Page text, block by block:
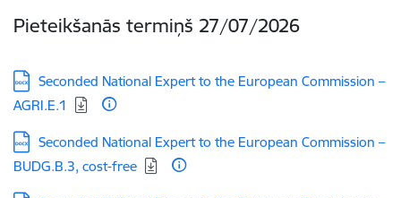
Pieteikšanās termiņš 27/07/2026
Lejupielādēt:
Seconded National Expert to the European Commission –
AGRI.E.1
Lejupielādēt:
Seconded National Expert to the European Commission –
BUDG.B.3, cost-free